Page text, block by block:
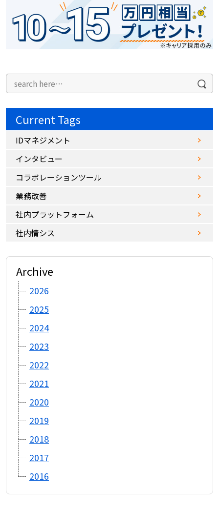
Current Tags
IDマネジメント
インタビュー
コラボレーションツール
業務改善
社内プラットフォーム
社内情シス
Archive
2026
2025
2024
2023
2022
2021
2020
2019
2018
2017
2016